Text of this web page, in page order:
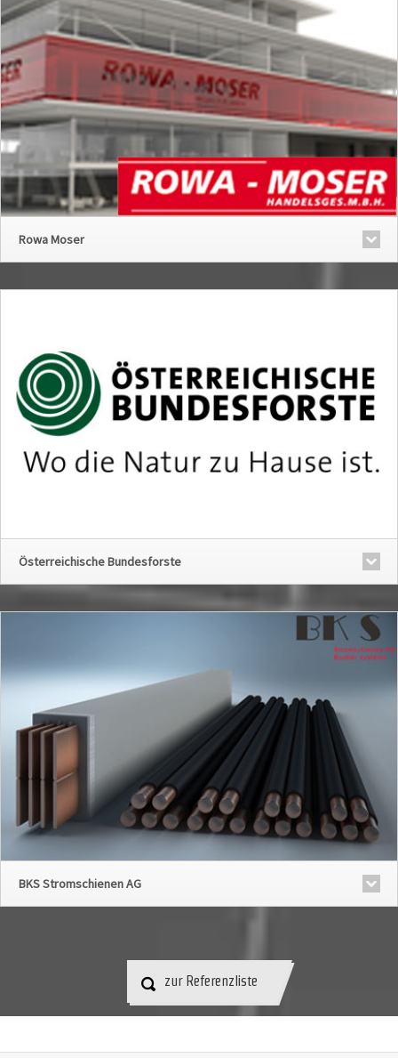
Rowa Moser
Österreichische Bundesforste
BKS Stromschienen AG
zur Referenzliste